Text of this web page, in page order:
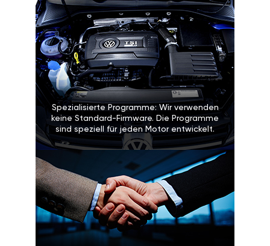
Spezialisierte Programme: Wir verwenden
keine Standard-Firmware. Die Programme
sind speziell für jeden Motor entwickelt.